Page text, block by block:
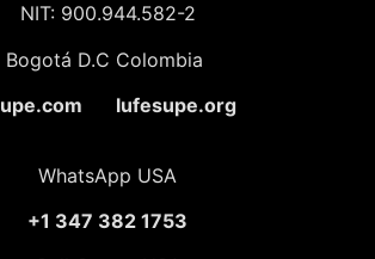
NIT: 900.944.582-2
Bogotá D.C Colombia
lufesupe.org
WhatsApp USA
+1 347 382 1753